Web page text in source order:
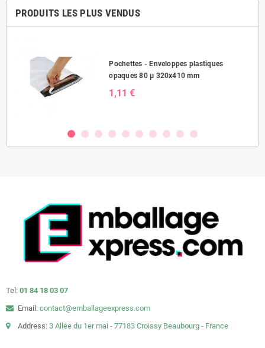
PRODUITS LES PLUS VENDUS
Pochettes - Enveloppes plastiques
opaques 80 µ 320x410 mm
1,11 €
Tel: 01 84 18 03 07
Email: contact@emballageexpress.com
Address: 3 Allée du 1er mai - 77183 Croissy Beaubourg - France